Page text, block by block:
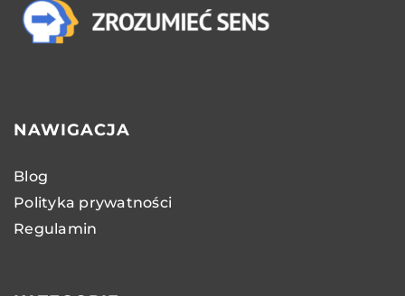
NAWIGACJA
Blog
Polityka prywatności
Regulamin